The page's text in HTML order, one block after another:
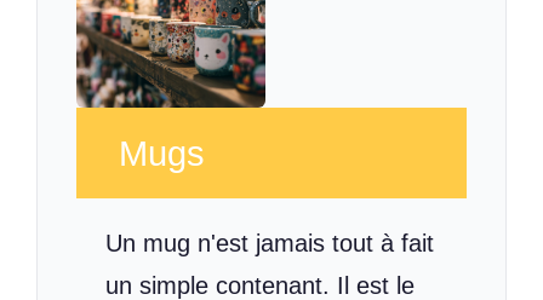
Mugs
Un mug n'est jamais tout à fait
un simple contenant. Il est le